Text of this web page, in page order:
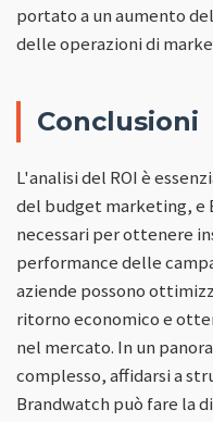
portato a un aumento
delle operazioni di
Conclusioni
L'analisi del ROI è
del budget marketing, e
necessari per ottenere
performance delle
aziende possono
ritorno economico e
nel mercato. In un
complesso, affidarsi a
Brandwatch può fare la